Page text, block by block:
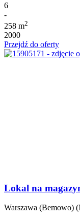
6
-
258 m2
2000
Przejdź do oferty
Lokal na
Warszawa (Bemowo)